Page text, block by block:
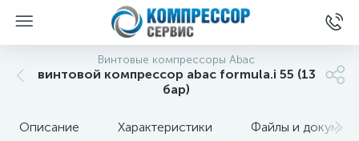
Винтовые компрессоры Abac
винтовой компрессор abac formula.i 55 (13
бар)
Описание Характеристики Файлы и